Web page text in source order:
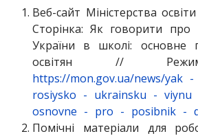
Веб-сайт Міністерства
Сторінка: Як говорити про
України в школі: основне
освітян //
https://mon.gov.ua/news/yak -
rosiysko - ukrainsku - viynu
osnovne - pro - posibnik -
Помічні матеріали для